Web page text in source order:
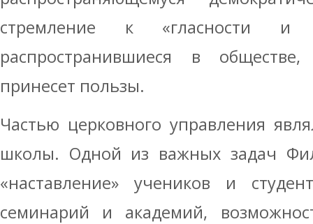
стремление к «гласности и
распространившиеся в
принесет пользы.
Частью церковного управления
школы. Одной из важных задач
«наставление» учеников и
семинарий и академий,